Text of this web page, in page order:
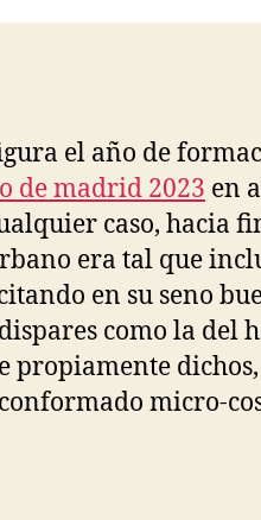
el año de
de madrid 2023 en
caso, hacia
era tal que
en su seno
como la del
propiamente dichos,
micro-